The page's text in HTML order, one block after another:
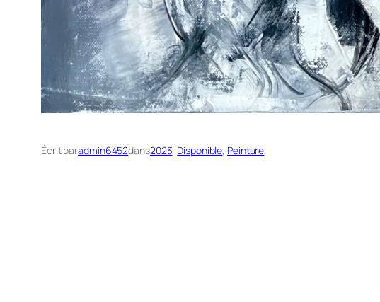
Écrit paradmin6452dans2023, Disponible, Peinture